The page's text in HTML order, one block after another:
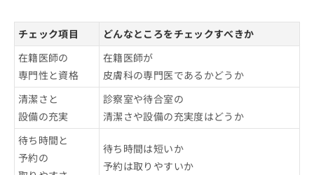
チェック項目
どんなところをチェックすべきか
在籍医師の
専門性と資格
在籍医師が
皮膚科の専門医であるかどうか
清潔さと
設備の充実
診察室や待合室の
清潔さや設備の充実度はどうか
待ち時間と
予約の
待ち時間は短いか
予約は取りやすいか